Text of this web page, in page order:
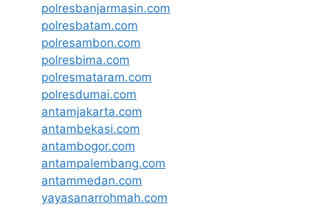
polresbanjarmasin.com
polresbatam.com
polresambon.com
polresbima.com
polresmataram.com
polresdumai.com
antamjakarta.com
antambekasi.com
antambogor.com
antampalembang.com
antammedan.com
yayasanarrohmah.com